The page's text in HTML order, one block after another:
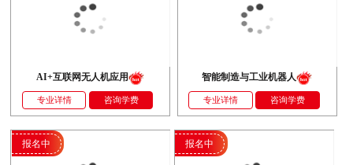
AI+互联网无人机应用
专业详情 咨询学费
智能制造与工业机器人
专业详情 咨询学费
报名中 报名中